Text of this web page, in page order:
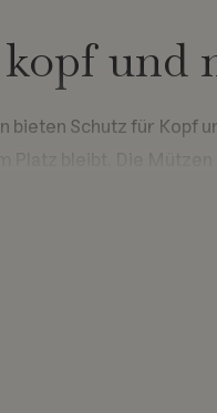
und
Schutz für Kopf
und